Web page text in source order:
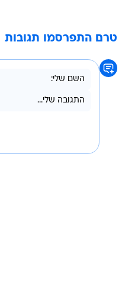
טרם התפרסמו תגובות